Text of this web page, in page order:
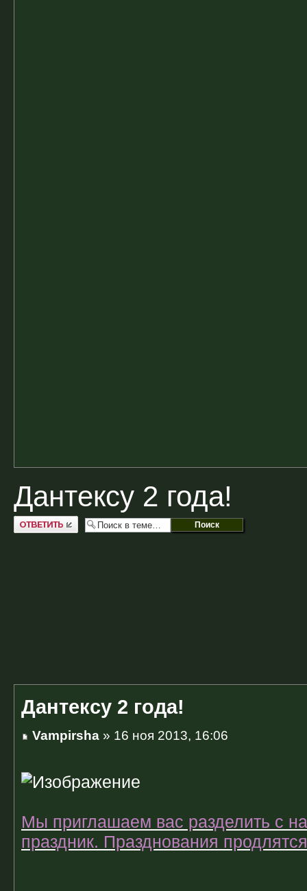
Дантексу 2 года!
Ответить
Дантексу 2 года!
Vampirsha » 16 ноя 2013, 16:06
Мы приглашаем вас разделить с
праздник. Празднования